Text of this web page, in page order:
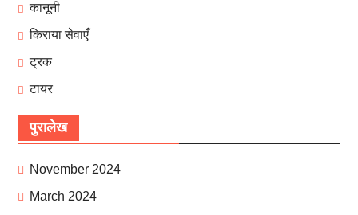
कानूनी
किराया सेवाएँ
ट्रक
टायर
पुरालेख
November 2024
March 2024